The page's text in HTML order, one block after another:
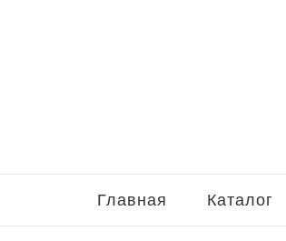
Главная Каталог